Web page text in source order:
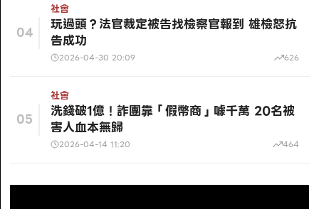
04
社會
玩過頭？法官裁定被告找檢察官報到 雄檢怒抗
告成功
2026-04-30 20:09 626
05
社會
洗錢破1億！詐團靠「假幣商」噱千萬 20名被
害人血本無歸
2026-04-14 11:20 464